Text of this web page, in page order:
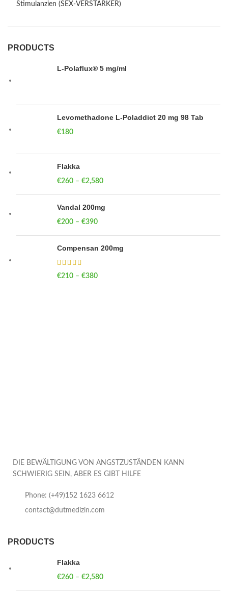
Stimulanzien (SEX-VERSTÄRKER)
PRODUCTS
L-Polaflux® 5 mg/ml
Levomethadone L-Poladdict 20 mg 98 Tab
€180
Flakka
€260 – €2,580
Vandal 200mg
€200 – €390
Compensan 200mg
€210 – €380
DIE BEWÄLTIGUNG VON ANGSTZUSTÄNDEN KANN
SCHWIERIG SEIN, ABER ES GIBT HILFE
Phone: (+49)152 1623 6612
contact@dutmedizin.com
PRODUCTS
Flakka
€260 – €2,580